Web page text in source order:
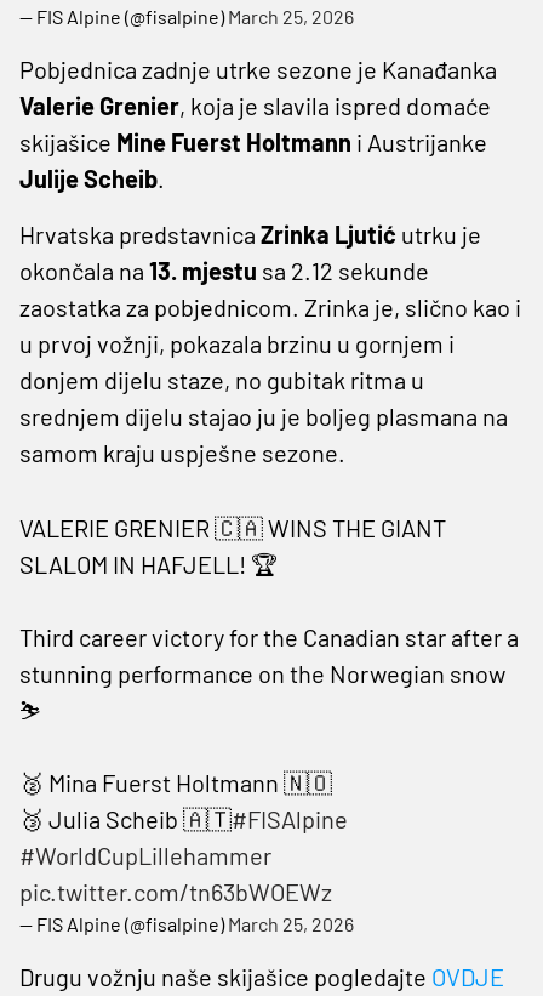
— FIS Alpine (@fisalpine)March 25, 2026
Pobjednica zadnje utrke sezone je Kanađanka
Valerie Grenier, koja je slavila ispred domaće
skijašice Mine Fuerst Holtmann i Austrijanke
Julije Scheib.
Hrvatska predstavnica Zrinka Ljutić utrku je
okončala na 13. mjestu sa 2.12 sekunde
zaostatka za pobjednicom. Zrinka je, slično kao i
u prvoj vožnji, pokazala brzinu u gornjem i
donjem dijelu staze, no gubitak ritma u
srednjem dijelu stajao ju je boljeg plasmana na
samom kraju uspješne sezone.
VALERIE GRENIER 🇨🇦 WINS THE GIANT
SLALOM IN HAFJELL! 🏆
Third career victory for the Canadian star after a
stunning performance on the Norwegian snow
⛷️
🥈 Mina Fuerst Holtmann 🇳🇴
🥉 Julia Scheib 🇦🇹#FISAlpine
#WorldCupLillehammer
pic.twitter.com/tn63bWOEWz
— FIS Alpine (@fisalpine)March 25, 2026
Drugu vožnju naše skijašice pogledajte OVDJE